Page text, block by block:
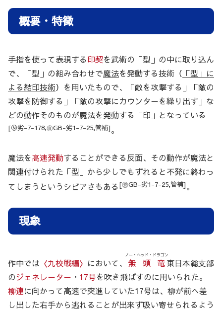
概要・特徴
手指を使って表現する印契を武術の「型」の中に取り込ん
で、「型」の組み合わせで魔法を発動する技術（ 「型」に
よる結印技術）を用いたもので、「敵を攻撃する」「敵の
攻撃を防御する」「敵の攻撃にカウンターを繰り出す」な
どの動作そのものが魔法を発動する「印」となっている
[Ⓝ劣-7-178,㊮GB-劣1-7-25,管補]。
魔法を高速発動することができる反面、その動作が魔法と
関連付けられた「型」から少しでもずれると不発に終わっ
てしまうというシビアさもある [㊮GB-劣1-7-25,管補]。
現象
作中では 〈九校戦編〉 において、 無頭竜
ノー・ヘッド・ドラゴン
東日本総支部
のジェネレーター ・ 17号を吹き飛ばすのに用いられた。
柳連に向かって高速で突進していた17号は、柳が前へ差
し出した右手から逃れることが出来ず吸い寄せられるよう